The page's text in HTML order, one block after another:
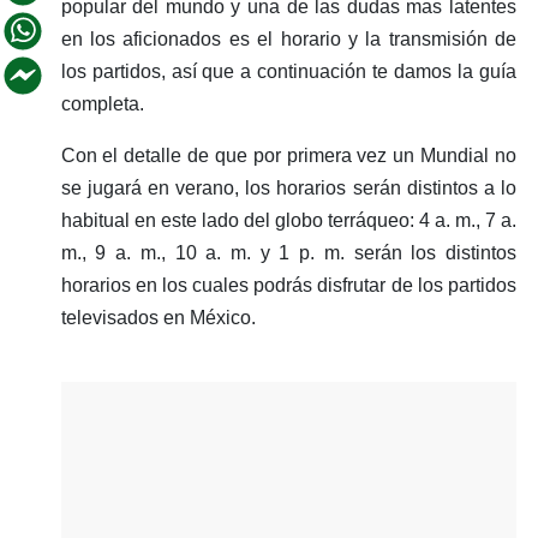
popular del mundo y una de las dudas mas latentes
en los aficionados es el horario y la transmisión de
los partidos, así que a continuación te damos la guía
completa.
Con el detalle de que por primera vez un Mundial no
se jugará en verano, los horarios serán distintos a lo
habitual en este lado del globo terráqueo: 4 a. m., 7 a.
m., 9 a. m., 10 a. m. y 1 p. m. serán los distintos
horarios en los cuales podrás disfrutar de los partidos
televisados en México.